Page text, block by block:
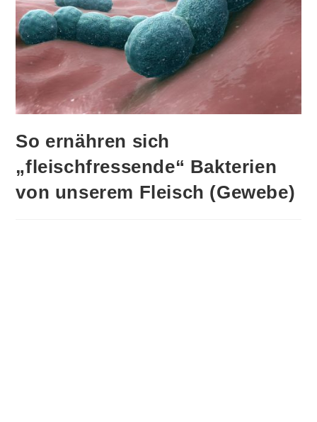
So ernähren sich
„fleischfressende“ Bakterien
von unserem Fleisch (Gewebe)